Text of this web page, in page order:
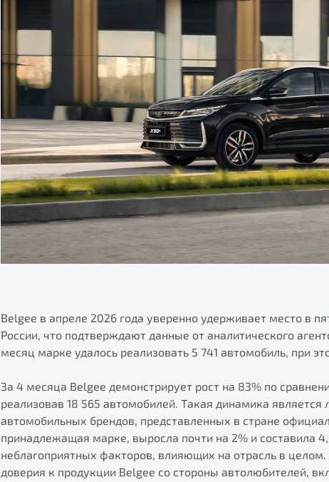
Belgee в апреле 2026 года уверенно удерживает место в
России, что подтверждают данные от аналитического
месяц марке удалось реализовать 5 741 автомобиль, при
За 4 месяца Belgee демонстрирует рост на 83% по
реализовав 18 565 автомобилей. Такая динамика
автомобильных брендов, представленных в стране
принадлежащая марке, выросла почти на 2% и составила
неблагоприятных факторов, влияющих на отрасль в
доверия к продукции Belgee со стороны автолюбителей,